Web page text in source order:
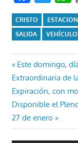
CRISTO
SALIDA
de
entradas
Entrada
anterior:
Este domingo,
Extraordinaria de
Expiración, con
Entrada
siguiente:
Disponible el
27 de enero